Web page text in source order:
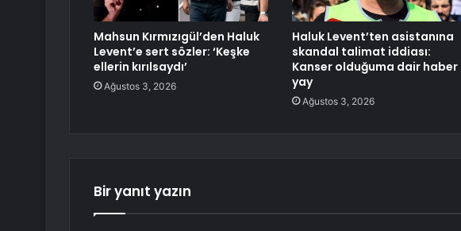
Mahsun Kırmızıgül’den Haluk
Levent’e sert sözler: ‘Keşke
ellerin kırılsaydı’
Ağustos 3, 2026
Haluk Levent’ten asistanına
skandal talimat iddiası:
Kanser olduğuma dair haber
yay
Ağustos 3, 2026
Bir yanıt yazın